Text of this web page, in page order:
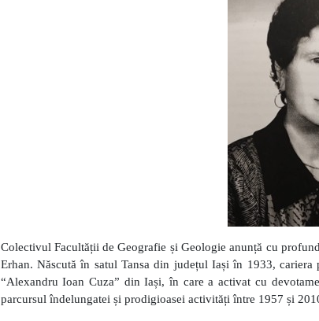
Colectivul Facultății de Geografie și Geologie anunță cu
Erhan. Născută în satul Tansa din județul Iași în 1933,
“Alexandru Ioan Cuza” din Iași, în care a activat cu
parcursul îndelungatei și prodigioasei activități între 1957 și